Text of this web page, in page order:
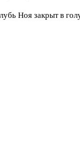
Ноя закрыт в